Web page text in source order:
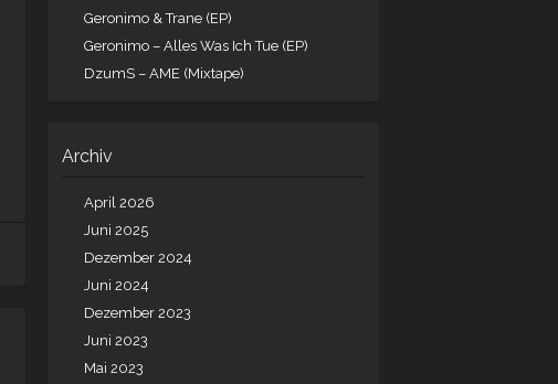
Geronimo & Trane (EP)
Geronimo – Alles Was Ich Tue (EP)
DzumS – AME (Mixtape)
Archiv
April 2026
Juni 2025
Dezember 2024
Juni 2024
Dezember 2023
Juni 2023
Mai 2023